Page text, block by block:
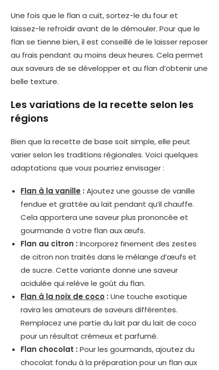
Une fois que le flan a cuit, sortez-le du four et
laissez-le refroidir avant de le démouler. Pour que le
flan se tienne bien, il est conseillé de le laisser reposer
au frais pendant au moins deux heures. Cela permet
aux saveurs de se développer et au flan d’obtenir une
belle texture.
Les variations de la recette selon les
régions
Bien que la recette de base soit simple, elle peut
varier selon les traditions régionales. Voici quelques
adaptations que vous pourriez envisager :
Flan à la vanille : Ajoutez une gousse de vanille
fendue et grattée au lait pendant qu’il chauffe.
Cela apportera une saveur plus prononcée et
gourmande à votre flan aux œufs.
Flan au citron : Incorporez finement des zestes
de citron non traités dans le mélange d’œufs et
de sucre. Cette variante donne une saveur
acidulée qui relève le goût du flan.
Flan à la noix de coco : Une touche exotique
ravira les amateurs de saveurs différentes.
Remplacez une partie du lait par du lait de coco
pour un résultat crémeux et parfumé.
Flan chocolat : Pour les gourmands, ajoutez du
chocolat fondu à la préparation pour un flan aux